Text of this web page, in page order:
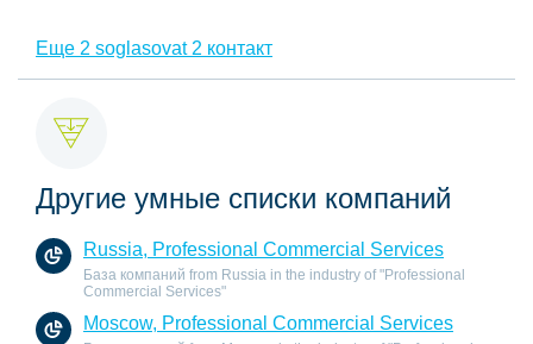
Еще 2 soglasovat 2 контакт
Другие умные списки компаний
Russia, Professional Commercial Services
База компаний from Russia in the industry of "Professional
Commercial Services"
Moscow, Professional Commercial Services